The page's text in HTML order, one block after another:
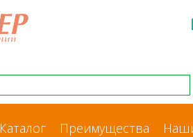
Каталог Преимущества